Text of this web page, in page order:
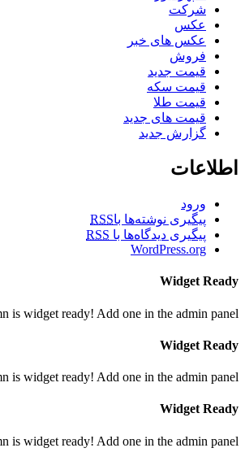
شرکت
عکس
عکس های خبر
فروش
قیمت جدید
قیمت سکه
قیمت طلا
قیمت های جدید
گزارش جدید
اطلاعات
ورود
پیگیری نوشته‌ها باRSS
پیگیری دیدگاه‌ها با RSS
WordPress.org
Widget Ready
is widget ready! Add one in the admin panel.
Widget Ready
is widget ready! Add one in the admin panel.
Widget Ready
is widget ready! Add one in the admin panel.